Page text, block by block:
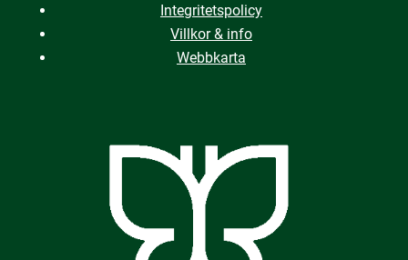
Integritetspolicy
Villkor & info
Webbkarta